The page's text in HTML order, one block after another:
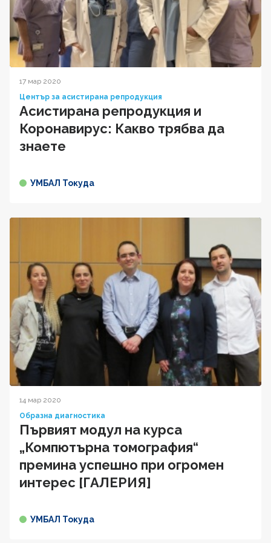
17 мар 2020
Център за асистирана репродукция
Асистирана репродукция и
Коронавирус: Какво трябва да
знаете
УМБАЛ Токуда
14 мар 2020
Образна диагностика
Първият модул на курса
„Компютърна томография“
премина успешно при огромен
интерес [ГАЛЕРИЯ]
УМБАЛ Токуда